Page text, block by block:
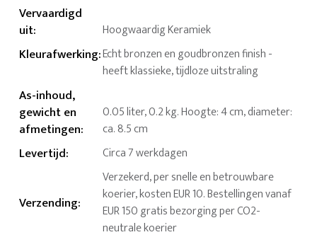
Vervaardigd
uit: Hoogwaardig Keramiek
Kleurafwerking:Echt bronzen en goudbronzen finish -
heeft klassieke, tijdloze uitstraling
As-inhoud,
gewicht en
afmetingen:
0.05 liter, 0.2 kg. Hoogte: 4 cm, diameter:
ca. 8.5 cm
Levertijd: Circa 7 werkdagen
Verzending:
Verzekerd, per snelle en betrouwbare
koerier, kosten EUR 10. Bestellingen vanaf
EUR 150 gratis bezorging per CO2-
neutrale koerier